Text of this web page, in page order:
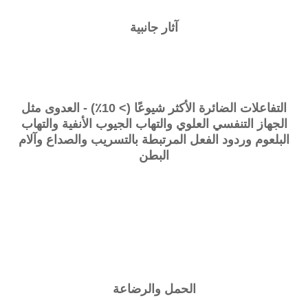
آثار جانبية
التفاعلات الضائرة الأكثر شيوعًا (> 10٪) - العدوى مثل
الجهاز التنفسي العلوي والتهاب الجيوب الأنفية والتهاب
البلعوم وردود الفعل المرتبطة بالتسريب والصداع وآلام
البطن
الحمل والرضاعة